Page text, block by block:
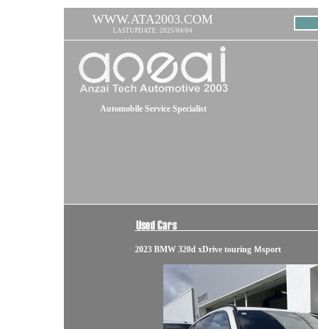
WWW.ATA2003.COM
LASTUPDATE: 2025/04/04
Automobile Service Specialist
2023 BMW 320d xDrive touring Ｍsport